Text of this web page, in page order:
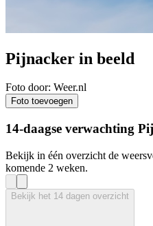
Pijnacker in beeld
Foto door: Weer.nl
Foto toevoegen
14-daagse verwachting
Bekijk in één overzicht de
komende 2 weken.
Bekijk het 14 dagen overzicht